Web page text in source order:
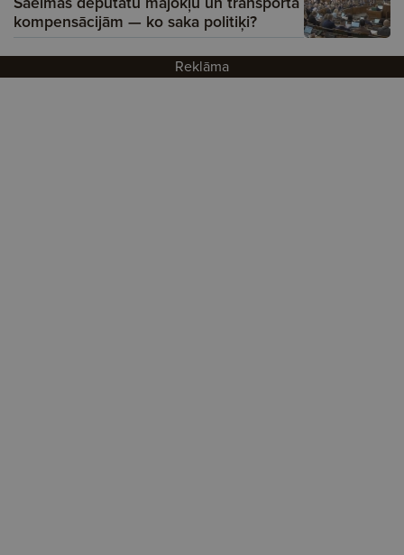
kompensācijām — ko saka politiķi?
Reklāma